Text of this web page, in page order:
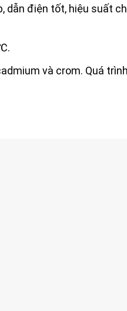
điện tốt, hiệu suất
và crom. Quá